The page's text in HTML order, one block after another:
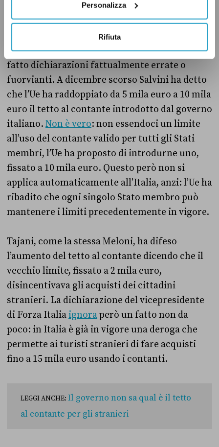
Personalizza
Rifiuta
Tornando sul tetto al contante, entrambi i
vicepresidenti del Consiglio Matteo Salvini
(Lega) e Antonio Tajani (Forza Italia) hanno
fatto dichiarazioni fattualmente errate o
fuorvianti. A dicembre scorso Salvini ha detto
che l’Ue ha raddoppiato da 5 mila euro a 10 mila
euro il tetto al contante introdotto dal governo
italiano. Non è vero: non essendoci un limite
all’uso del contante valido per tutti gli Stati
membri, l’Ue ha proposto di introdurne uno,
fissato a 10 mila euro. Questo però non si
applica automaticamente all’Italia, anzi: l’Ue ha
ribadito che ogni singolo Stato membro può
mantenere i limiti precedentemente in vigore.
Tajani, come la stessa Meloni, ha difeso
l’aumento del tetto al contante dicendo che il
vecchio limite, fissato a 2 mila euro,
disincentivava gli acquisti dei cittadini
stranieri. La dichiarazione del vicepresidente
di Forza Italia ignoraperò un fatto non da
poco: in Italia è già in vigore una deroga che
permette ai turisti stranieri di fare acquisti
fino a 15 mila euro usando i contanti.
LEGGI ANCHE: Il governo non sa qual è il tetto
al contante per gli stranieri